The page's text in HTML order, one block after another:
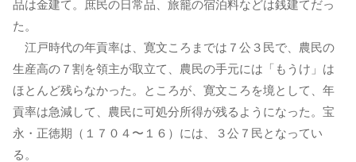
品は金建て。庶民の日常品、旅籠の宿泊料などは銭建てだっ
た。
江戸時代の年貢率は、寛文ころまでは７公３民で、農民の
生産高の７割を領主が取立て、農民の手元には「もうけ」は
ほとんど残らなかった。ところが、寛文ころを境として、年
貢率は急減して、農民に可処分所得が残るようになった。宝
永・正徳期（１７０４〜１６）には、３公７民となってい
る。